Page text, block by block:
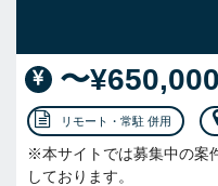
〜¥650,000
リモート・常駐 併用
※本サイトでは募集中の案
しております。